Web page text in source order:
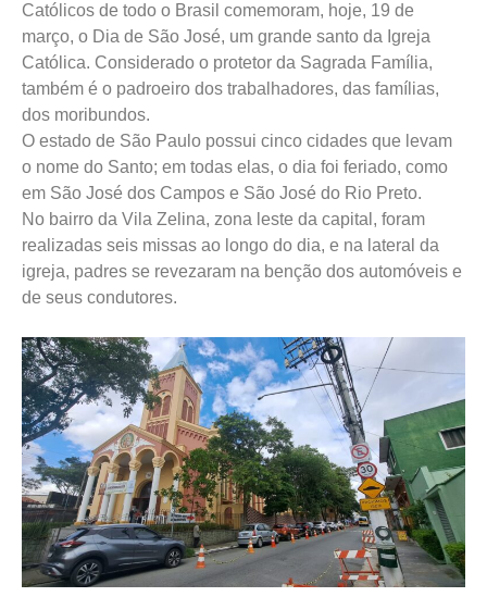
Católicos de todo o Brasil comemoram, hoje, 19 de
março, o Dia de São José, um grande santo da Igreja
Católica. Considerado o protetor da Sagrada Família,
também é o padroeiro dos trabalhadores, das famílias,
dos moribundos.
O estado de São Paulo possui cinco cidades que levam
o nome do Santo; em todas elas, o dia foi feriado, como
em São José dos Campos e São José do Rio Preto.
No bairro da Vila Zelina, zona leste da capital, foram
realizadas seis missas ao longo do dia, e na lateral da
igreja, padres se revezaram na benção dos automóveis e
de seus condutores.